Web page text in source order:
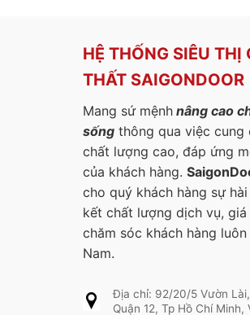
HỆ THỐNG SIÊU THỊ
THẤT SAIGONDOOR
Mang sứ mệnh nâng cao
sống thông qua việc cung
chất lượng cao, đáp ứng
của khách hàng.
cho quý khách hàng sự
kết chất lượng dịch vụ, giá
chăm sóc khách hàng
Nam.
Địa chỉ: 92/20/5 Vườn
Quận 12, Tp Hồ Chí Minh,